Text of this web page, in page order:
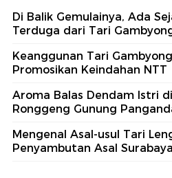
Di Balik Gemulainya, Ada
Terduga dari Tari
Keanggunan Tari
Promosikan Keindahan NTT
Aroma Balas Dendam Istri
Ronggeng Gunung
Mengenal Asal-usul Tari
Penyambutan Asal Surabaya